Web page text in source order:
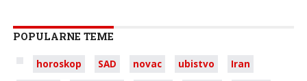
POPULARNE TEME
horoskop SAD novac ubistvo
Iran